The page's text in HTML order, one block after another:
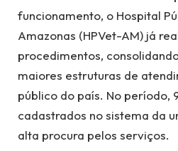
funcionamento, o Hospital
Amazonas (HPVet-AM) já
procedimentos,
maiores estruturas de
público do país. No período,
cadastrados no sistema da
alta procura pelos serviços.